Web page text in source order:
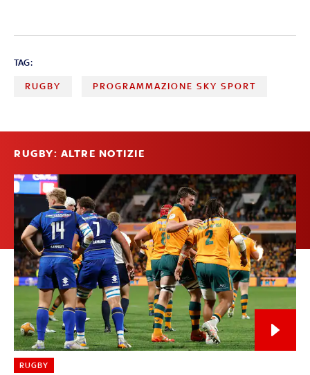
TAG:
RUGBY PROGRAMMAZIONE SKY SPORT
RUGBY: ALTRE NOTIZIE
RUGBY